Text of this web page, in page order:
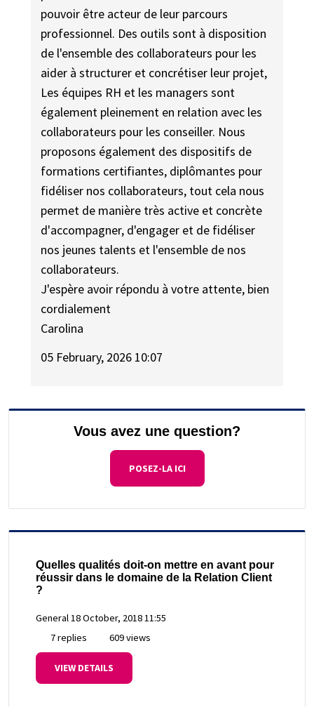
pouvoir être acteur de leur parcours
professionnel. Des outils sont à disposition
de l'ensemble des collaborateurs pour les
aider à structurer et concrétiser leur projet,
Les équipes RH et les managers sont
également pleinement en relation avec les
collaborateurs pour les conseiller. Nous
proposons également des dispositifs de
formations certifiantes, diplômantes pour
fidéliser nos collaborateurs, tout cela nous
permet de manière très active et concrète
d'accompagner, d'engager et de fidéliser
nos jeunes talents et l'ensemble de nos
collaborateurs.
J'espère avoir répondu à votre attente, bien
cordialement
Carolina
05 February, 2026 10:07
Vous avez une question?
POSEZ-LA ICI
Quelles qualités doit-on mettre en avant pour
réussir dans le domaine de la Relation Client
?
General 18 October, 2018 11:55
7 replies
609 views
VIEW DETAILS